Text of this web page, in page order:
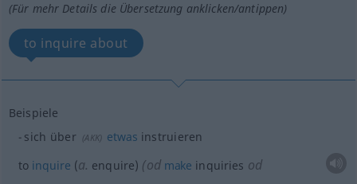
(Für mehr Details die Übersetzung anklicken/antippen)
to inquire about
Beispiele
sich über (AKK) etwas instruieren
to inquire (a. enquire) (odmake inquiries od